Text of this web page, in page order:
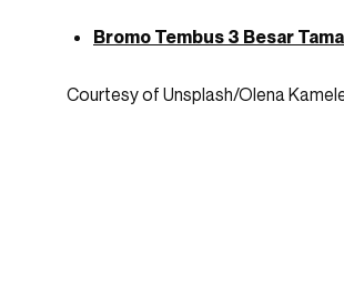
Bromo Tembus 3 Besar
Courtesy of Unsplash/Olena